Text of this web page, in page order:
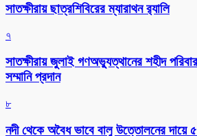
সাতক্ষীরায় ছাত্রশিবিরের ম্যারাথন র‌্যালি
৭
সাতক্ষীরায় জুলাই গণঅভ্যুত্থানের শহীদ
সম্মানি প্রদান
৮
নদী থেকে অবৈধ ভাবে বালু উত্তোলনের দায়ে